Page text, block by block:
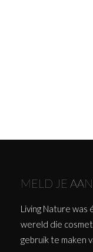
MELD JE
Living Nature
wereld die
gebruik te maken